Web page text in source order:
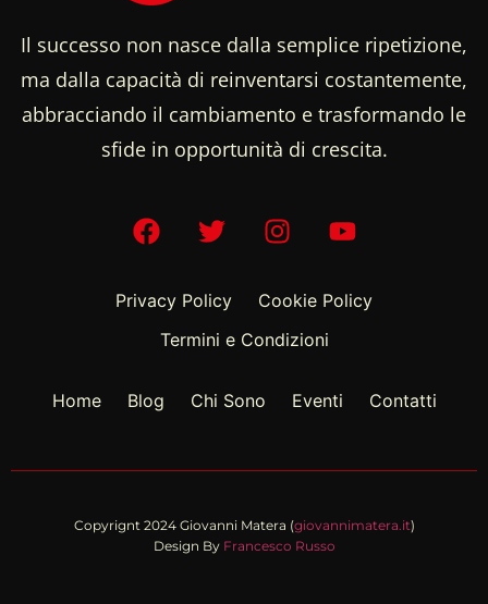
Il successo non nasce dalla semplice ripetizione,
ma dalla capacità di reinventarsi costantemente,
abbracciando il cambiamento e trasformando le
sfide in opportunità di crescita.
Privacy Policy
Cookie Policy
Termini e Condizioni
Home Blog Chi Sono Eventi Contatti
Copyrignt 2024 Giovanni Matera (giovannimatera.it)
Design By Francesco Russo